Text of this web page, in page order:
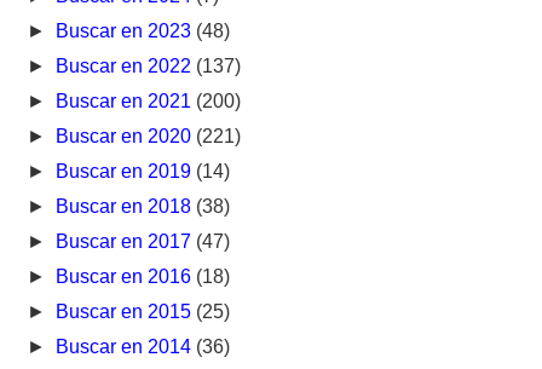
► Buscar en 2023 (48)
► Buscar en 2022 (137)
► Buscar en 2021 (200)
► Buscar en 2020 (221)
► Buscar en 2019 (14)
► Buscar en 2018 (38)
► Buscar en 2017 (47)
► Buscar en 2016 (18)
► Buscar en 2015 (25)
► Buscar en 2014 (36)